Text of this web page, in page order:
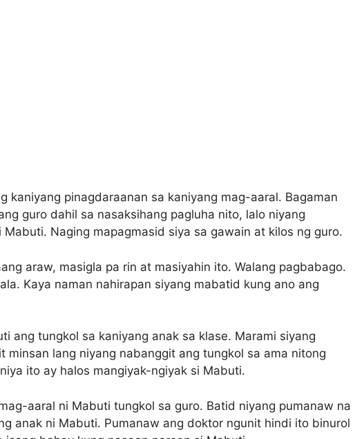
kaniyang pinagdaraanan sa kaniyang mag-aaral. Bagaman
guro dahil sa nasaksihang pagluha nito, lalo niyang
Naging mapagmasid siya sa gawain at kilos ng guro.
araw, masigla pa rin at masiyahin ito. Walang pagbabago.
Kaya naman nahirapan siyang mabatid kung ano ang
ang tungkol sa kaniyang anak sa klase. Marami siyang
minsan lang niyang nabanggit ang tungkol sa ama nitong
ito ay halos mangiyak-ngiyak si Mabuti.
aaral ni Mabuti tungkol sa guro. Batid niyang pumanaw na
anak ni Mabuti. Pumanaw ang doktor ngunit hindi ito binurol